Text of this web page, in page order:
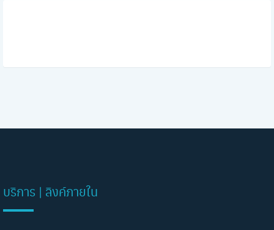
บริการ | ลิงค์ภายใน